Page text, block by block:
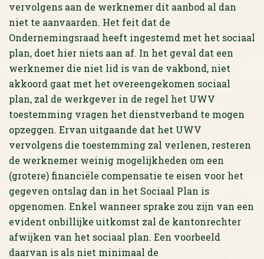
vervolgens aan de werknemer dit aanbod al dan
niet te aanvaarden. Het feit dat de
Ondernemingsraad heeft ingestemd met het sociaal
plan, doet hier niets aan af. In het geval dat een
werknemer die niet lid is van de vakbond, niet
akkoord gaat met het overeengekomen sociaal
plan, zal de werkgever in de regel het UWV
toestemming vragen het dienstverband te mogen
opzeggen. Ervan uitgaande dat het UWV
vervolgens die toestemming zal verlenen, resteren
de werknemer weinig mogelijkheden om een
(grotere) financiële compensatie te eisen voor het
gegeven ontslag dan in het Sociaal Plan is
opgenomen. Enkel wanneer sprake zou zijn van een
evident onbillijke uitkomst zal de kantonrechter
afwijken van het sociaal plan. Een voorbeeld
daarvan is als niet minimaal de